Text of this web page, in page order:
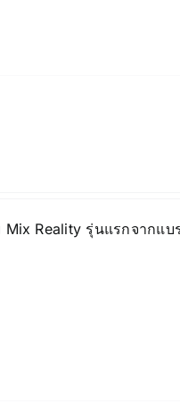
Reality รุ่นแรกจากแ